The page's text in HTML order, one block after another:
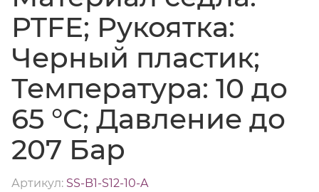
PTFE; Рукоятка:
Черный пластик;
Температура: 10 до
65 °C; Давление до
207 Бар
Артикул: SS-B1-S12-10-A